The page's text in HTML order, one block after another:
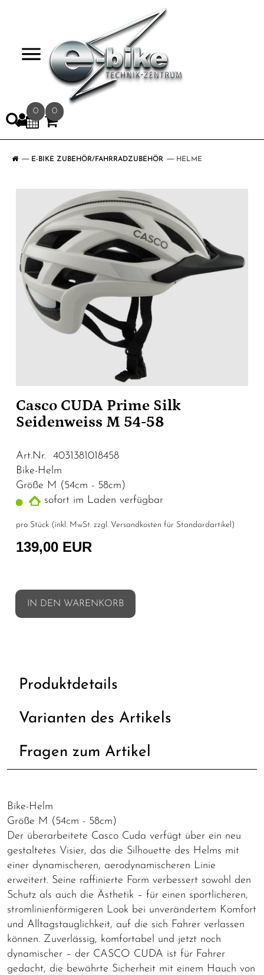
0 0
E-BIKE ZUBEHÖR/FAHRRADZUBEHÖR HELME
Casco CUDA Prime Silk
Seidenweiss M 54-58
Art.Nr. 4031381018458
Bike-Helm
Größe M (54cm - 58cm)
sofort im Laden verfügbar
pro Stück (inkl. MwSt. zzgl. Versandkosten für Standardartikel )
139,00 EUR
IN DEN WARENKORB
Produktdetails
Varianten des Artikels
Fragen zum Artikel
Bike-Helm
Größe M (54cm - 58cm)
Der überarbeitete Casco Cuda verfügt über ein neu
gestaltetes Visier, das die Silhouette des Helms mit
einer dynamischeren, aerodynamischeren Linie
erweitert. Seine raffinierte Form verbessert sowohl den
Schutz als auch die Ästhetik – für einen sportlicheren,
stromlinienförmigeren Look bei unverändertem Komfort
und Alltagstauglichkeit, auf die sich Fahrer verlassen
können. Zuverlässig, komfortabel und jetzt noch
dynamischer – der CASCO CUDA ist für Fahrer
gedacht, die bewährte Sicherheit mit einem Hauch von